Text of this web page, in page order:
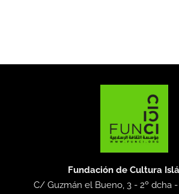
Fundación de Cultura
C/ Guzmán el Bueno, 3 - 2º dcha